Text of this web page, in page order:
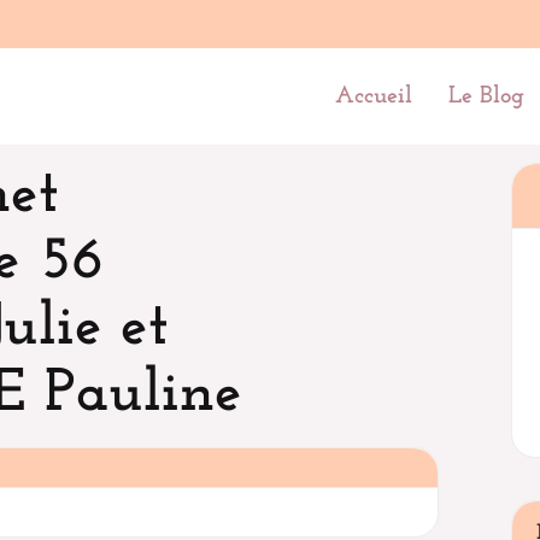
Accueil Le Blog
56
et
Pauline